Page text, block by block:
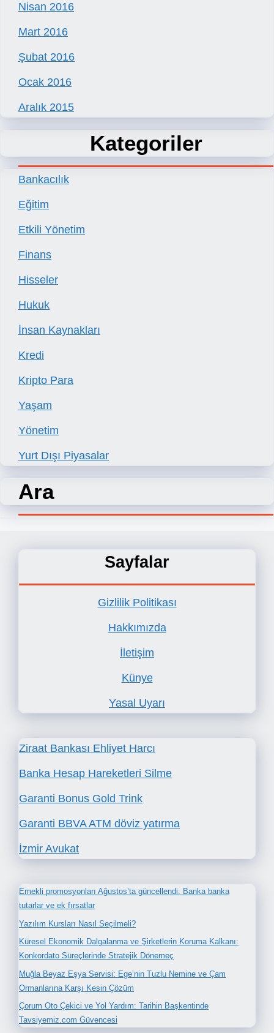
Nisan 2016
Mart 2016
Şubat 2016
Ocak 2016
Aralık 2015
Kategoriler
Bankacılık
Eğitim
Etkili Yönetim
Finans
Hisseler
Hukuk
İnsan Kaynakları
Kredi
Kripto Para
Yaşam
Yönetim
Yurt Dışı Piyasalar
Ara
Sayfalar
Gizlilik Politikası
Hakkımızda
İletişim
Künye
Yasal Uyarı
Ziraat Bankası Ehliyet Harcı
Banka Hesap Hareketleri Silme
Garanti Bonus Gold Trink
Garanti BBVA ATM döviz yatırma
İzmir Avukat
Emekli promosyonları Ağustos’ta güncellendi: Banka banka
tutarlar ve ek fırsatlar
Yazılım Kursları Nasıl Seçilmeli?
Küresel Ekonomik Dalgalanma ve Şirketlerin Koruma Kalkanı:
Konkordato Süreçlerinde Stratejik Dönemeç
Muğla Beyaz Eşya Servisi: Ege’nin Tuzlu Nemine ve Çam
Ormanlarına Karşı Kesin Çözüm
Çorum Oto Çekici ve Yol Yardım: Tarihin Başkentinde
Tavsiyemiz.com Güvencesi